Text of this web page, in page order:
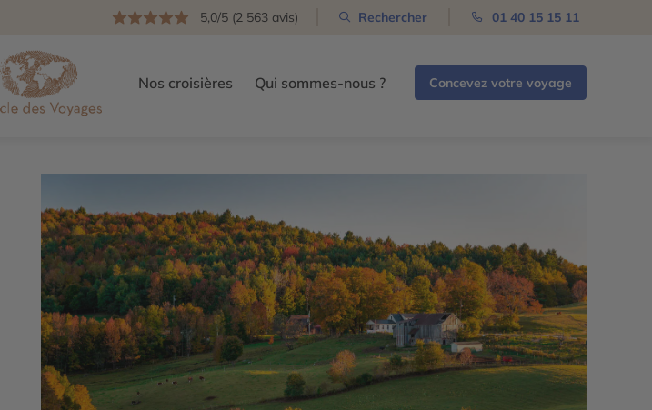
5,0/5 (2 563 avis) Rechercher 01 40 15 15 11
Nos croisières Qui sommes-nous ? Concevez votre voyage